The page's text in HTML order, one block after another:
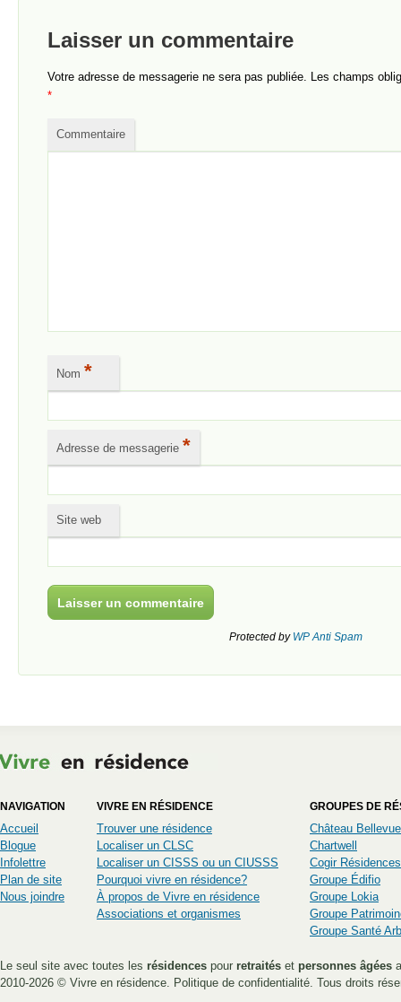
Laisser un commentaire
Votre adresse de messagerie ne sera pas publiée.
Les champs
*
Commentaire
Nom *
Adresse de messagerie *
Site web
Protected by WP Anti Spam
NAVIGATION
Accueil
Blogue
Infolettre
Plan de site
Nous joindre
VIVRE EN RÉSIDENCE
Trouver une résidence
Localiser un CLSC
Localiser un CISSS ou un CIUSSS
Pourquoi vivre en résidence?
À propos de Vivre en résidence
Associations et organismes
GROUPES DE
Château Bellevue
Chartwell
Cogir Résidences
Groupe Édifio
Groupe Lokia
Groupe
Groupe Santé
Le seul site avec toutes les résidences pour retraités et personnes âgées
2010-2026 © Vivre en résidence Politique de confidentialité . Tous droits